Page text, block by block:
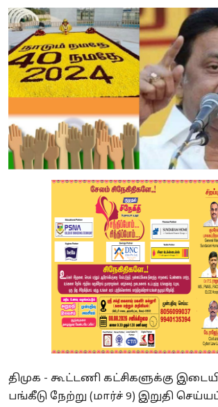
Weather
Politics
திமுக - கூட்டணி கட்சிகளுக்கு
பங்கீடு நேற்று (மார்ச் 9) இறுதி